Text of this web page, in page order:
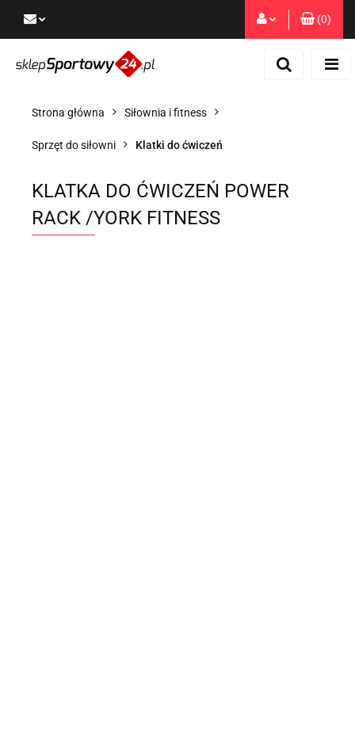
Dodaj zgłoszenie
(0)
Strona główna Siłownia i fitness
Sprzęt do siłowni Klatki do ćwiczeń
KLATKA DO ĆWICZEŃ POWER
RACK /YORK FITNESS